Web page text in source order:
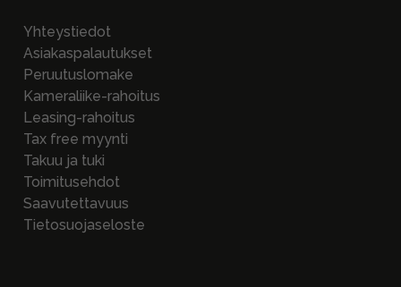
Yhteystiedot
Asiakaspalautukset
Peruutuslomake
Kameraliike-rahoitus
Leasing-rahoitus
Tax free myynti
Takuu ja tuki
Toimitusehdot
Saavutettavuus
Tietosuojaseloste